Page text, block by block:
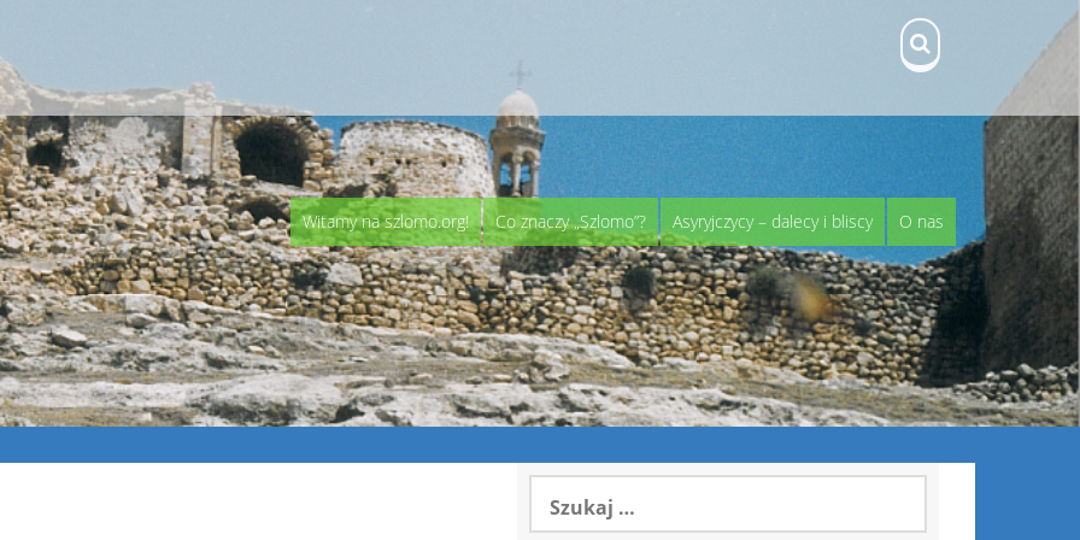
Witamy na szlomo.org! Co znaczy „Szlomo”? Asyryjczycy – dalecy i bliscy O nas
Szukaj: